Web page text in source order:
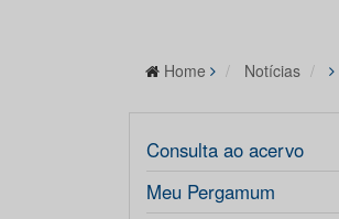
Home Notícias
Consulta ao acervo
Meu Pergamum